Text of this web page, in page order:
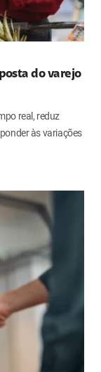
do varejo
real, reduz
às variações